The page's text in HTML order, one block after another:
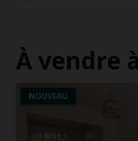
À vendre
NOUVEAU